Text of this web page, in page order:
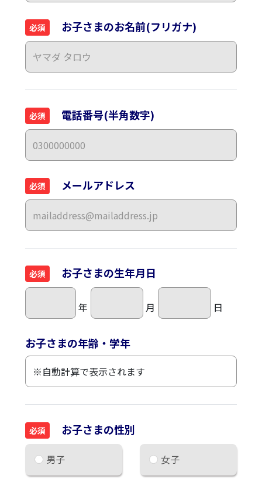
必須 お子さまのお名前(フリガナ)
必須 電話番号(半角数字)
必須 メールアドレス
必須 お子さまの生年月日
年 月 日
お子さまの年齢・学年
必須 お子さまの性別
男子 女子